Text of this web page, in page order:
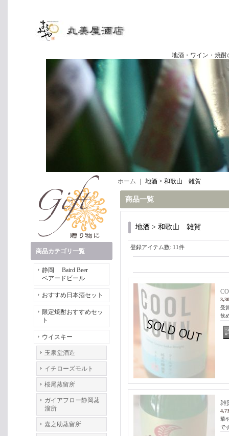
地酒・ワイン・焼酎の専門店
商品カテゴリ一覧
静岡 Baird Beer
ベアードビール
おすすめ日本酒セット
限定焼酎おすすめセッ
ト
ウイスキー
玉泉堂酒造
イチローズモルト
桜尾蒸留所
ガイアフロー静岡蒸
溜所
嘉之助蒸留所
ホーム 地酒 > 和歌山 雑賀
商品一覧
地酒 > 和歌山 雑賀
登録アイテム数: 11件
受
飲
雑
華
で